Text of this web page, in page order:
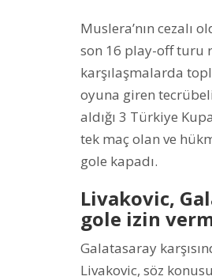
Muslera’nın cezalı
son 16 play-off turu
karşılaşmalarda
oyuna giren
aldığı 3 Türkiye
tek maç olan ve
gole kapadı.
Livakovic,
gole izin
Galatasaray
Livakovic, söz